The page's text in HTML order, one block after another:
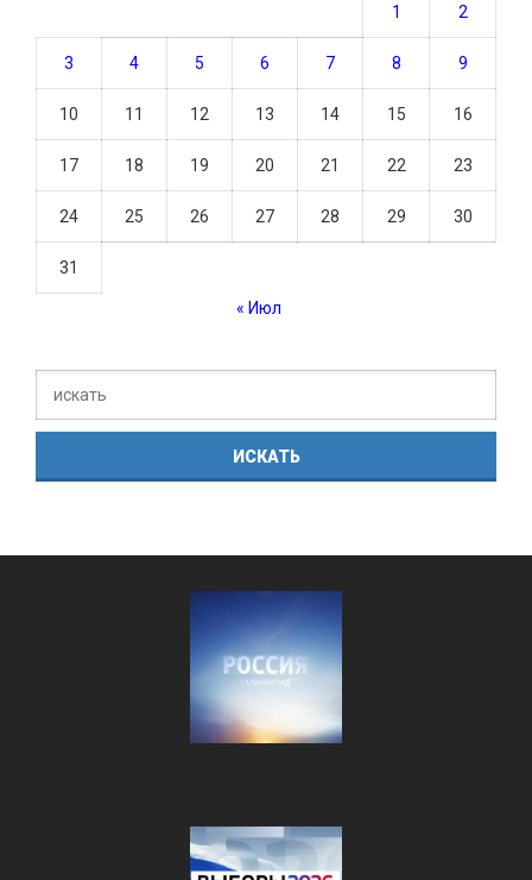
1 2
3 4 5 6 7 8 9
10 11 12 13 14 15 16
17 18 19 20 21 22 23
24 25 26 27 28 29 30
31
« Июл